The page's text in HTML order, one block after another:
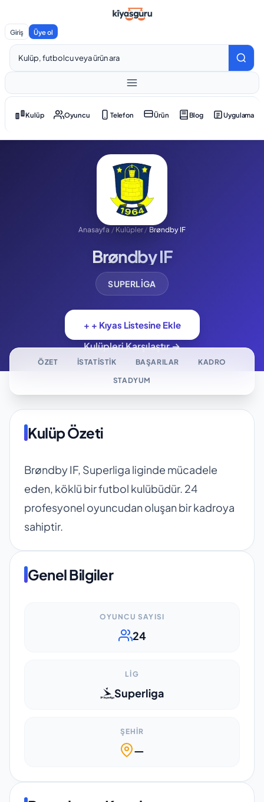
Giriş Üye ol
Kulüp Oyuncu Telefon Ürün Blog Uygulama
Anasayfa / Kulüpler / Brøndby IF
Brøndby IF
SUPERLIGA
+ + Kıyas Listesine Ekle
Kulüpleri Karşılaştır →
ÖZET İSTATISTIK BAŞARILAR KADRO
STADYUM
Kulüp Özeti
Brøndby IF, Superliga liginde mücadele
eden, köklü bir futbol kulübüdür. 24
profesyonel oyuncudan oluşan bir kadroya
sahiptir.
Genel Bilgiler
OYUNCU SAYISI
24
LIG
Superliga
ŞEHIR
—